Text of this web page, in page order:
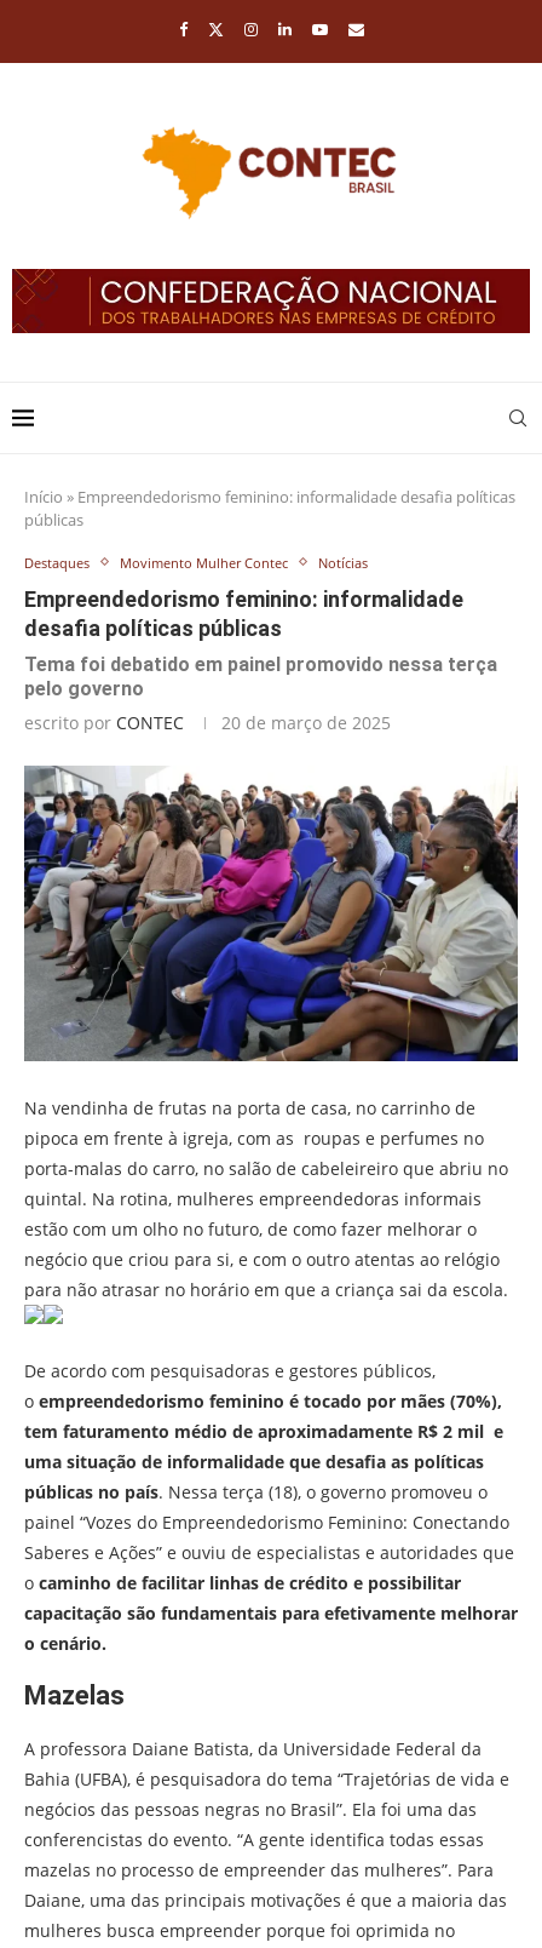
Início » Empreendedorismo feminino: informalidade desafia políticas
públicas
Destaques Movimento Mulher Contec Notícias
Empreendedorismo feminino: informalidade
desafia políticas públicas
Tema foi debatido em painel promovido nessa terça
pelo governo
escrito por CONTEC 20 de março de 2025
Na vendinha de frutas na porta de casa, no carrinho de
pipoca em frente à igreja, com as roupas e perfumes no
porta-malas do carro, no salão de cabeleireiro que abriu no
quintal. Na rotina, mulheres empreendedoras informais
estão com um olho no futuro, de como fazer melhorar o
negócio que criou para si, e com o outro atentas ao relógio
para não atrasar no horário em que a criança sai da escola.
De acordo com pesquisadoras e gestores públicos,
o empreendedorismo feminino é tocado por mães (70%),
tem faturamento médio de aproximadamente R$ 2 mil e
uma situação de informalidade que desafia as políticas
públicas no país. Nessa terça (18), o governo promoveu o
painel “Vozes do Empreendedorismo Feminino: Conectando
Saberes e Ações” e ouviu de especialistas e autoridades que
o caminho de facilitar linhas de crédito e possibilitar
capacitação são fundamentais para efetivamente melhorar
o cenário.
Mazelas
A professora Daiane Batista, da Universidade Federal da
Bahia (UFBA), é pesquisadora do tema “Trajetórias de vida e
negócios das pessoas negras no Brasil”. Ela foi uma das
conferencistas do evento. “A gente identifica todas essas
mazelas no processo de empreender das mulheres”. Para
Daiane, uma das principais motivações é que a maioria das
mulheres busca empreender porque foi oprimida no